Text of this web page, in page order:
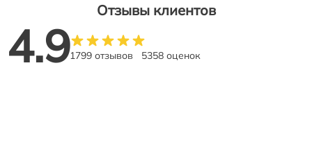
Отзывы клиентов
4.91799 отзывов 5358 оценок